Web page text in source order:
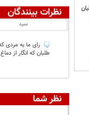
نظرات بینندگان
سید
رای ما به مردی
طلبان که انگار از
نظر شما